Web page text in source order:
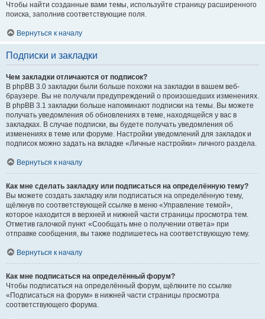
Чтобы найти созданные вами темы, используйте страницу расширенного
поиска, заполнив соответствующие поля.
Вернуться к началу
Подписки и закладки
Чем закладки отличаются от подписок?
В phpBB 3.0 закладки были больше похожи на закладки в вашем веб-
браузере. Вы не получали предупреждений о произошедших изменениях.
В phpBB 3.1 закладки больше напоминают подписки на темы. Вы можете
получать уведомления об обновлениях в теме, находящейся у вас в
закладках. В случае подписки, вы будете получать уведомления об
изменениях в теме или форуме. Настройки уведомлений для закладок и
подписок можно задать на вкладке «Личные настройки» личного раздела.
Вернуться к началу
Как мне сделать закладку или подписаться на определённую тему?
Вы можете создать закладку или подписаться на определённую тему,
щёлкнув по соответствующей ссылке в меню «Управление темой»,
которое находится в верхней и нижней части страницы просмотра тем.
Отметив галочкой пункт «Сообщать мне о получении ответа» при
отправке сообщения, вы также подпишетесь на соответствующую тему.
Вернуться к началу
Как мне подписаться на определённый форум?
Чтобы подписаться на определённый форум, щёлкните по ссылке
«Подписаться на форум» в нижней части страницы просмотра
соответствующего форума.